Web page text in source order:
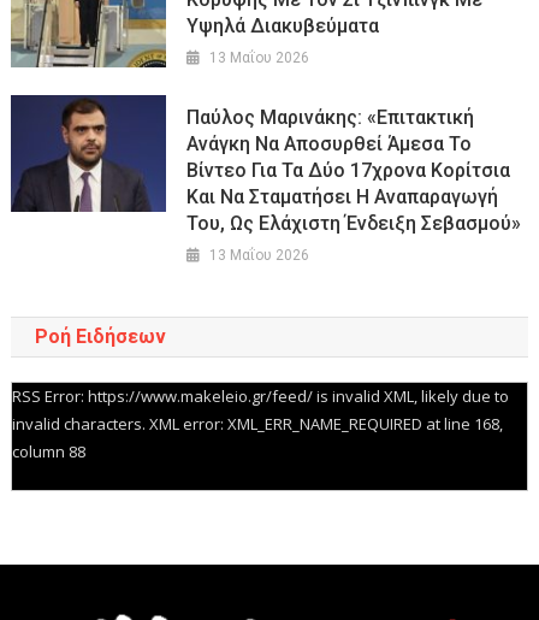
Υψηλά Διακυβεύματα
13 Μαΐου 2026
Παύλος Μαρινάκης: «Επιτακτική
Ανάγκη Να Αποσυρθεί Άμεσα Το
Βίντεο Για Τα Δύο 17χρονα Κορίτσια
Και Να Σταματήσει Η Αναπαραγωγή
Του, Ως Ελάχιστη Ένδειξη Σεβασμού»
13 Μαΐου 2026
Ροή Ειδήσεων
RSS Error: https://www.makeleio.gr/feed/ is invalid XML, likely due to
invalid characters. XML error: XML_ERR_NAME_REQUIRED at line 168,
column 88